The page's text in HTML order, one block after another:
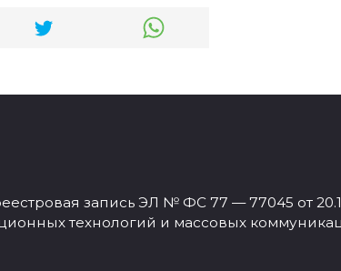
запись ЭЛ № ФС 77 — 77045 от
технологий и массовых